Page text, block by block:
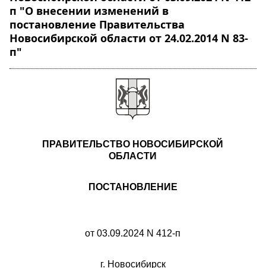
п "О внесении изменений в
постановление Правительства
Новосибирской области от 24.02.2014 N 83-
п"
ПРАВИТЕЛЬСТВО НОВОСИБИРСКОЙ
ОБЛАСТИ
ПОСТАНОВЛЕНИЕ
от 03.09.2024 N 412-п
г. Новосибирск